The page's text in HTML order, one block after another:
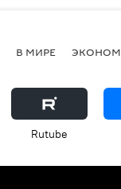
В МИРЕ
Rutube